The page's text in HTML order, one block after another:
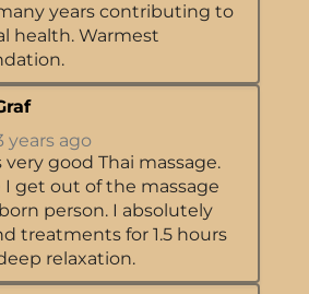
years contributing to
health. Warmest
years ago
good Thai massage.
I get out of the massage
person. I absolutely
treatments for 1.5 hours
relaxation.